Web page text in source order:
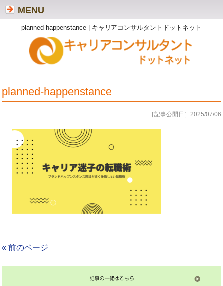
planned-happenstance | キャリアコンサルタントドットネット
MENU
planned-happenstance
［記事公開日］2025/07/06
« 前のページ